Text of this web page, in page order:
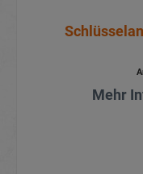
Mehr